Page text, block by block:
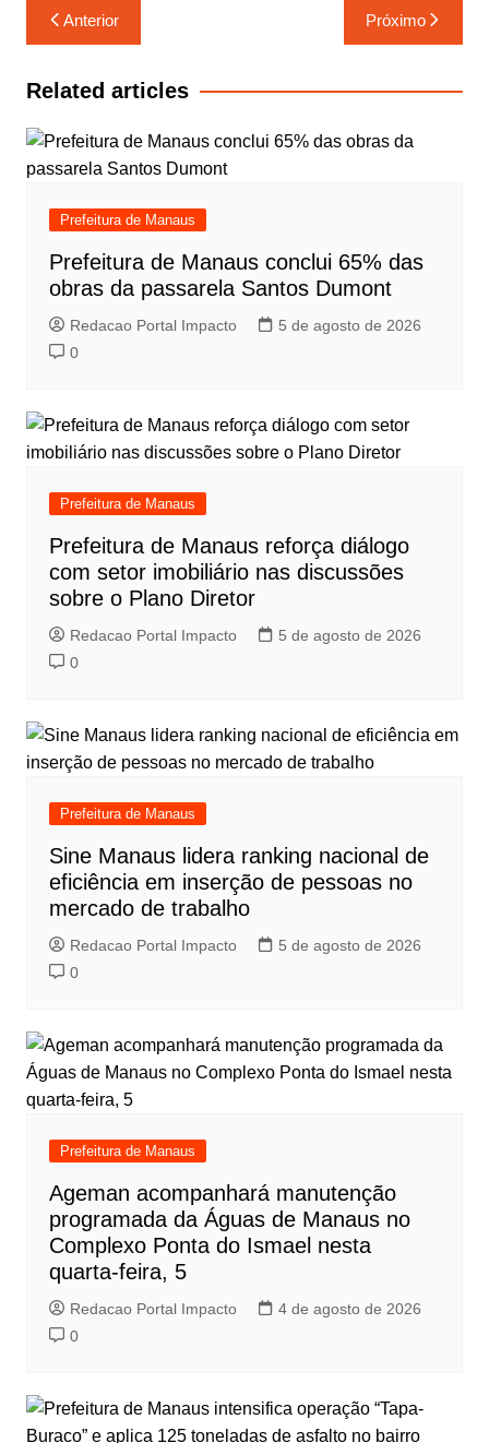
Navegação
de
Post
Anterior Próximo
Related articles
Prefeitura de Manaus
Prefeitura de Manaus conclui 65% das
obras da passarela Santos Dumont
Redacao Portal Impacto
5 de agosto de 2026
0
Prefeitura de Manaus
Prefeitura de Manaus reforça diálogo
com setor imobiliário nas discussões
sobre o Plano Diretor
Redacao Portal Impacto
5 de agosto de 2026
0
Prefeitura de Manaus
Sine Manaus lidera ranking nacional de
eficiência em inserção de pessoas no
mercado de trabalho
Redacao Portal Impacto
5 de agosto de 2026
0
Prefeitura de Manaus
Ageman acompanhará manutenção
programada da Águas de Manaus no
Complexo Ponta do Ismael nesta
quarta-feira, 5
Redacao Portal Impacto
4 de agosto de 2026
0